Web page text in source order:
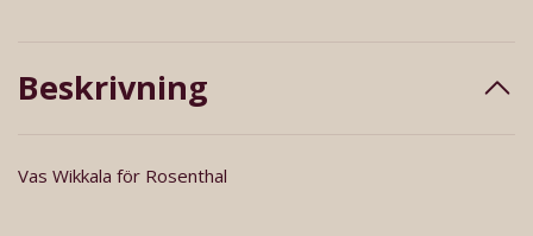
Beskrivning
Vas Wikkala för Rosenthal